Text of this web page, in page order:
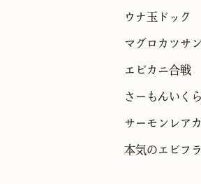
ウナ玉ドック
マグロカツサ
エビカニ合戦
さーもんいく
サーモンレア
本気のエビフ